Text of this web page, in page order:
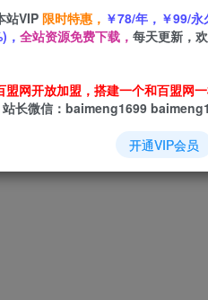
建+内容运营+商业变现
分析模型，掌握公众号与
升4倍的实战效果。
站VIP限时特惠， ￥78/年，￥99/
， 全站资源免费下载， 每天更新，
盟网开放加盟，搭建一个和百盟网
站长微信：baimeng1699
开通VIP会员